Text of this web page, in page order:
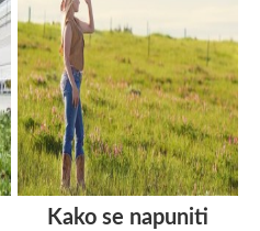
Kako se napuniti